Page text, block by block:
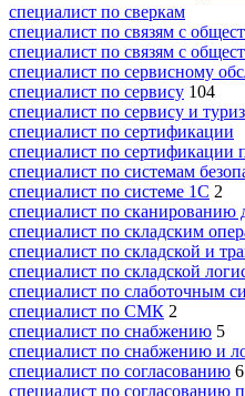
специалист по сверкам
специалист по связям с
специалист по связям с
специалист по сервисному
специалист по сервису 104
специалист по сервису и
специалист по сертификации
специалист по сертификации
специалист по системам
специалист по системе 1С 2
специалист по сканированию
специалист по складским
специалист по складской и
специалист по складской
специалист по слаботочным
специалист по СМК 2
специалист по снабжению 5
специалист по снабжению и
специалист по согласованию 6
специалист по согласованию